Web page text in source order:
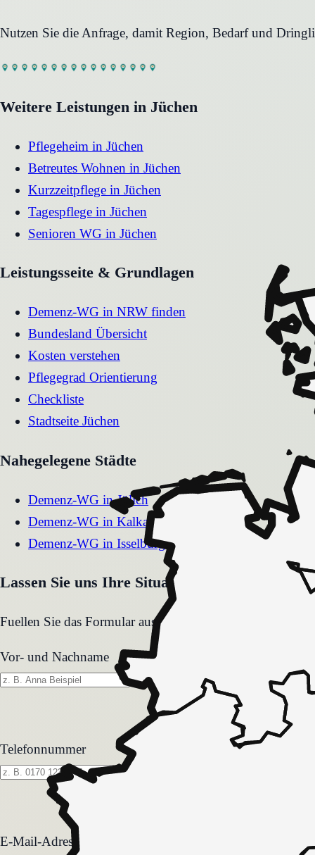
Nutzen Sie die Anfrage, damit Region, Bedarf und
Weitere Leistungen in Jüchen
Pflegeheim in Jüchen
Betreutes Wohnen in Jüchen
Kurzzeitpflege in Jüchen
Tagespflege in Jüchen
Senioren WG in Jüchen
Leistungsseite & Grundlagen
Demenz-WG in NRW finden
Bundesland Übersicht
Kosten verstehen
Pflegegrad Orientierung
Checkliste
Stadtseite Jüchen
Nahegelegene Städte
Demenz-WG inJülich
Demenz-WG in Kalkar
Demenz-WG in Isselburg
Lassen Sie uns Ihre Situation gemeinsam
Fuellen Sie das Formular aus. Wir melden uns zeitnah
Vor- und Nachname
Telefonnummer
E-Mail-Adresse